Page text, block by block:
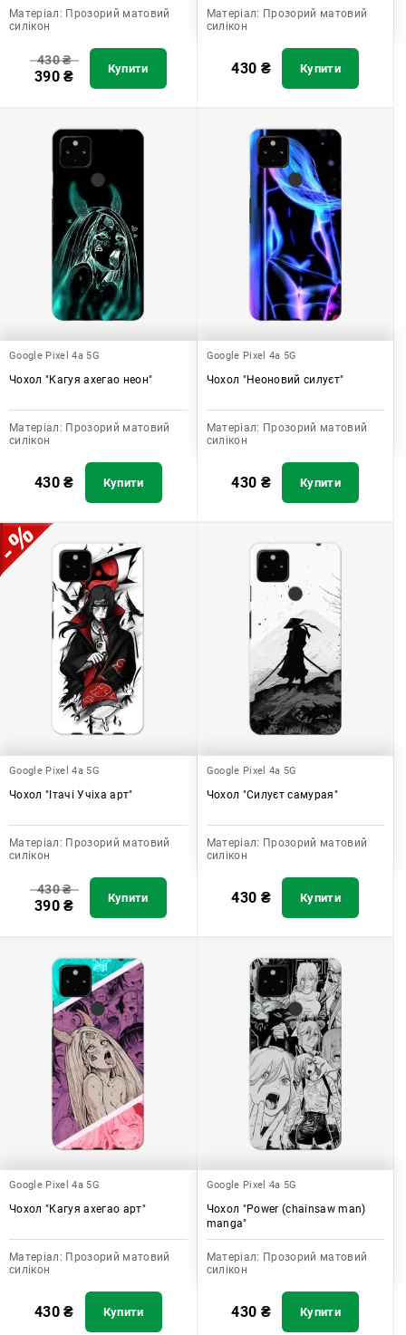
Матеріал: Прозорий матовий
силікон
430₴
390₴ Купити
Матеріал: Прозорий матовий
силікон
430 ₴ Купити
Google Pixel 4a 5G
Чохол "Кагуя ахегао неон"
Матеріал: Прозорий матовий
силікон
430₴ Купити
Google Pixel 4a 5G
Чохол "Неоновий силуєт"
Матеріал: Прозорий матовий
силікон
430 ₴ Купити
Google Pixel 4a 5G
Чохол "Ітачі Учіха арт"
Матеріал: Прозорий матовий
силікон
430₴
390₴ Купити
Google Pixel 4a 5G
Чохол "Силуєт самурая"
Матеріал: Прозорий матовий
силікон
430 ₴ Купити
Google Pixel 4a 5G
Чохол "Кагуя ахегао арт"
Матеріал: Прозорий матовий
силікон
430₴ Купити
Google Pixel 4a 5G
Чохол "Power (chainsaw man)
manga"
Матеріал: Прозорий матовий
силікон
430 ₴ Купити